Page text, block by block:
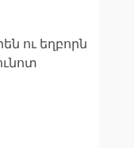
ու եղբորն